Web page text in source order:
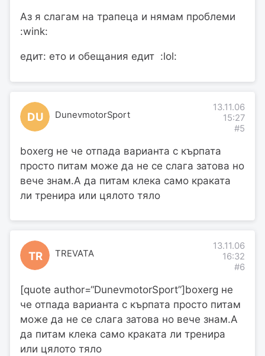
Аз я слагам на трапеца и нямам проблеми
:wink:
едит: ето и обещания едит :lol:
DU DunevmotorSport
13.11.06
15:27
#5
boxerg не че отпада варианта с кърпата
просто питам може да не се слага затова но
вече знам.А да питам клека само краката
ли тренира или цялото тяло
TR TREVATA
13.11.06
16:32
#6
[quote author=“DunevmotorSport”]boxerg не
че отпада варианта с кърпата просто питам
може да не се слага затова но вече знам.А
да питам клека само краката ли тренира
или цялото тяло